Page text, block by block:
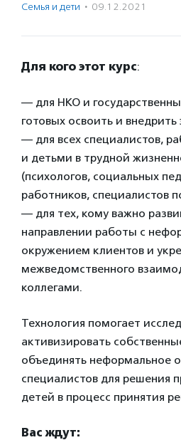
Семья и дети · 09.12.2021
Для кого этот курс:
— для НКО и
готовых освоить и
— для всех специалистов,
и детьми в трудной
(психологов, социальных
работников, специалистов
— для тех, кому важно
направлении работы с
окружением клиентов и
межведомственного
коллегами.
Технология помогает
активизировать
объединять неформальное
специалистов для решения
детей в процесс принятия
Вас ждут: